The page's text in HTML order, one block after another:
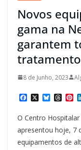
Novos
gama na
garantem
8 de Junho, 2023
a
c
e
b
o
o
X B
u
e
s
k
y
T
h
r
e
a
d
s
P
t
e
r
e
O Centro
apresentou hoje, 7
equipamentos de